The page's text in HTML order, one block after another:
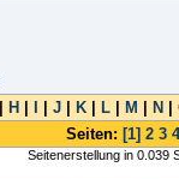
H J K L M N
Seiten: [1] 2 3 4
Seitenerstellung in 0.039